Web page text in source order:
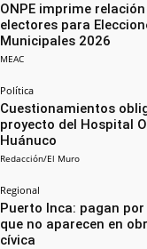
ONPE imprime
electores para
Municipales 2026
MEAC
Política
Cuestionamientos
proyecto del Hospital
Huánuco
Redacción/El Muro
Regional
Puerto Inca: pagan
que no aparecen en
cívica